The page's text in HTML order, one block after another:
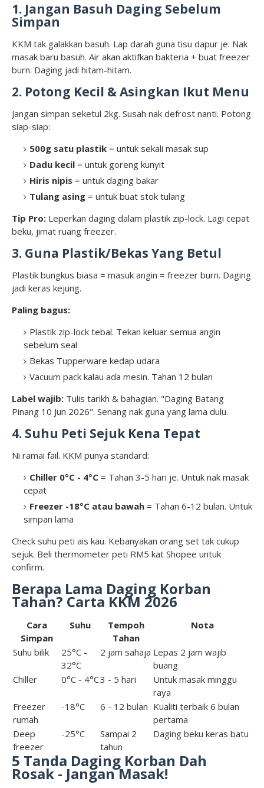
1. Jangan Basuh Daging Sebelum
Simpan
KKM tak galakkan basuh. Lap darah guna tisu dapur je. Nak
masak baru basuh. Air akan aktifkan bakteria + buat freezer
burn. Daging jadi hitam-hitam.
2. Potong Kecil & Asingkan Ikut Menu
Jangan simpan seketul 2kg. Susah nak defrost nanti. Potong
siap-siap:
500g satu plastik = untuk sekali masak sup
Dadu kecil = untuk goreng kunyit
Hiris nipis = untuk daging bakar
Tulang asing = untuk buat stok tulang
Tip Pro: Leperkan daging dalam plastik zip-lock. Lagi cepat
beku, jimat ruang freezer.
3. Guna Plastik/Bekas Yang Betul
Plastik bungkus biasa = masuk angin = freezer burn. Daging
jadi keras kejung.
Paling bagus:
Plastik zip-lock tebal. Tekan keluar semua angin
sebelum seal
Bekas Tupperware kedap udara
Vacuum pack kalau ada mesin. Tahan 12 bulan
Label wajib: Tulis tarikh & bahagian. "Daging Batang
Pinang 10 Jun 2026". Senang nak guna yang lama dulu.
4. Suhu Peti Sejuk Kena Tepat
Ni ramai fail. KKM punya standard:
Chiller 0°C - 4°C = Tahan 3-5 hari je. Untuk nak masak
cepat
Freezer -18°C atau bawah = Tahan 6-12 bulan. Untuk
simpan lama
Check suhu peti ais kau. Kebanyakan orang set tak cukup
sejuk. Beli thermometer peti RM5 kat Shopee untuk
confirm.
Berapa Lama Daging Korban
Tahan? Carta KKM 2026
Cara
Simpan
Suhu
Tempoh
Tahan
Nota
Suhu bilik
25°C -
32°C
2 jam sahaja Lepas 2 jam wajib
buang
Chiller
0°C - 4°C3 - 5 hari
Untuk masak minggu
raya
Freezer
rumah
-18°C 6 - 12 bulan Kualiti terbaik 6 bulan
pertama
Deep
freezer
-25°C
Sampai 2
tahun
Daging beku keras batu
5 Tanda Daging Korban Dah
Rosak - Jangan Masak!